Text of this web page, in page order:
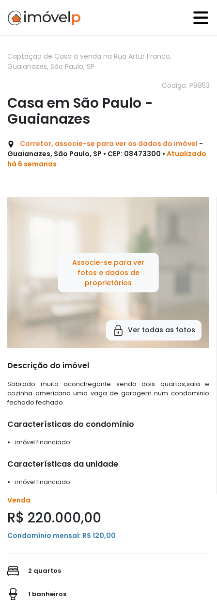
Captação de Casa à venda na Rua Artur Franco,
Guaianazes, São Paulo, SP
Código: P9853
Casa em São Paulo -
Guaianazes
Corretor, associe-se para ver os dados do imóvel -
Guaianazes, São Paulo, SP • CEP: 08473300 • Atualizado
há 6 semanas
Associe-se para ver
fotos e dados de
proprietários
Ver todas as fotos
Descrição do imóvel
Sobrado muito aconchegante sendo dois quartos,sala e
cozinha americana uma vaga de garagem num condominio
fechado fechado
Características do condomínio
imóvel financiado
Características da unidade
imóvel financiado
Venda
R$ 220.000,00
Condomínio mensal: R$ 120,00
2 quartos
1 banheiros